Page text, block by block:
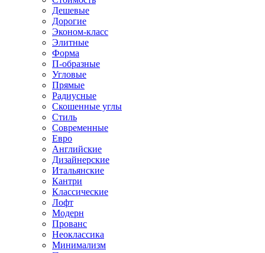
Дешевые
Дорогие
Эконом-класс
Элитные
Форма
П-образные
Угловые
Прямые
Радиусные
Скошенные углы
Стиль
Современные
Евро
Английские
Дизайнерские
Итальянские
Кантри
Классические
Лофт
Модерн
Прованс
Неоклассика
Минимализм